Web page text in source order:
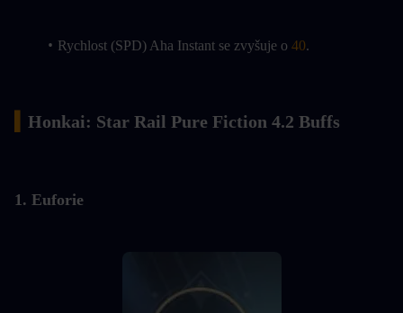
Rychlost (SPD) Aha Instant se zvyšuje o 40.
Honkai: Star Rail Pure Fiction 4.2 Buffs
1. Euforie